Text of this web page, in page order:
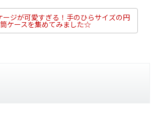
ージが可愛すぎる！手のひらサイズの円
筒ケースを集めてみました☆